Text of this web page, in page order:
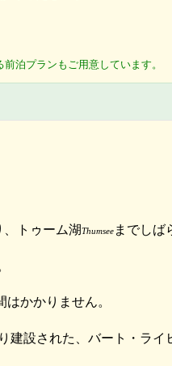
泊プランもご用意しています。
、トゥーム湖Thumsee までしば
かかりません。
建設された、バート・ライ